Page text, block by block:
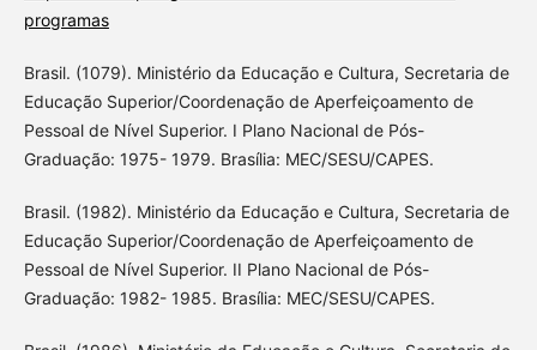
programas
Brasil. (1079). Ministério da Educação e Cultura, Secretaria de
Educação Superior/Coordenação de Aperfeiçoamento de
Pessoal de Nível Superior. I Plano Nacional de Pós-
Graduação: 1975- 1979. Brasília: MEC/SESU/CAPES.
Brasil. (1982). Ministério da Educação e Cultura, Secretaria de
Educação Superior/Coordenação de Aperfeiçoamento de
Pessoal de Nível Superior. II Plano Nacional de Pós-
Graduação: 1982- 1985. Brasília: MEC/SESU/CAPES.